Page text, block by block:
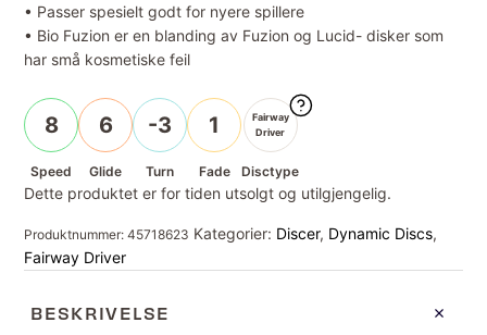
• Passer spesielt godt for nyere spillere
• Bio Fuzion er en blanding av Fuzion og Lucid- disker som
har små kosmetiske feil
8
Speed
6
Glide
-3
Turn
1
Fade
Fairway
Driver
Disctype
Dette produktet er for tiden utsolgt og utilgjengelig.
Produktnummer:45718623 Kategorier: Discer, Dynamic Discs,
Fairway Driver
BESKRIVELSE